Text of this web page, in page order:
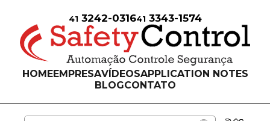
41 3242-031641 3343-1574
HOMEEMPRESAVÍDEOSAPPLICATION NOTES
BLOGCONTATO